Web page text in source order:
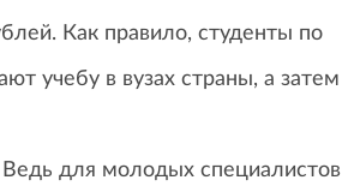
Как правило, студенты по
учебу в вузах страны, а затем
для молодых специалистов